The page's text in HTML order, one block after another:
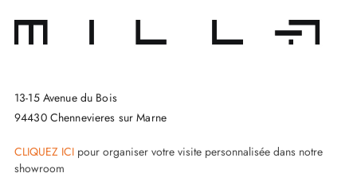
13-15 Avenue du Bois
94430 Chennevieres sur Marne
CLIQUEZ ICI pour organiser votre visite personnalisée dans notre
showroom